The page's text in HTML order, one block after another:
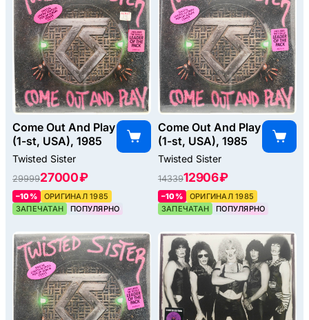
Come Out And Play
(1-st, USA), 1985
Twisted Sister
2999927000 ₽
–10%
ОРИГИНАЛ 1985
ЗАПЕЧАТАН
ПОПУЛЯРНО
Come Out And Play
(1-st, USA), 1985
Twisted Sister
1433912906 ₽
–10%
ОРИГИНАЛ 1985
ЗАПЕЧАТАН
ПОПУЛЯРНО